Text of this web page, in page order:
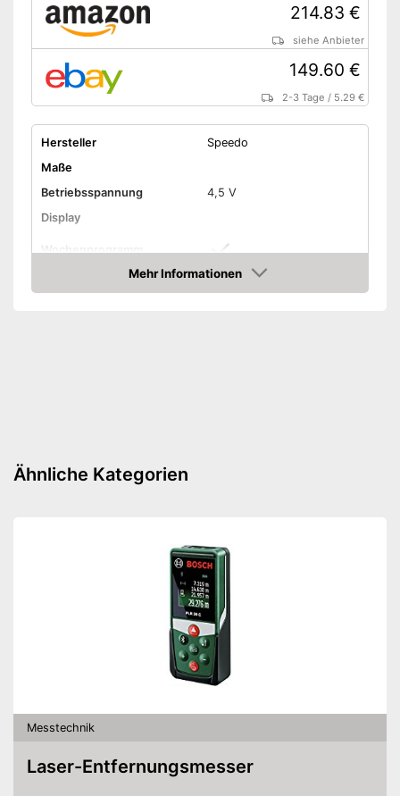
214.83 €
siehe Anbieter
149.60 €
2-3 Tage / 5.29 €
Hersteller
Speedo
Maße
Betriebsspannung
4,5 V
Display
Wochenprogramm
Frostschutzsicherung
Mehr Informationen
Amazon
Ähnliche Kategorien
Messtechnik
Laser-Entfernungsmesser